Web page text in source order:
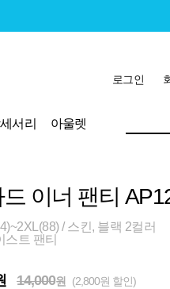
로그인
서리 아울렛
이너 팬티
/ 스킨, 블랙 2컬러
스트 팬티
14,000원 (2,800원 할인)